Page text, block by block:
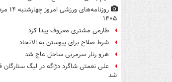
روزنامه‌های ورزشی
۱۴۰۵
طارمی مشتری معروف پیدا کرد
شرط صلاح برای پیوستن به الاتحاد
هرو رنار سرمربی ساحل عاج شد
علی نعمتی شاگرد دژاگه در لیگ ستارگان
شد